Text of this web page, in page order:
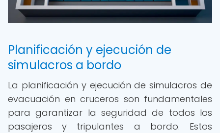
Planificación y ejecución de
simulacros a bordo
La planificación y ejecución de simulacros de
evacuación en cruceros son fundamentales
para garantizar la seguridad de todos los
pasajeros y tripulantes a bordo. Estos